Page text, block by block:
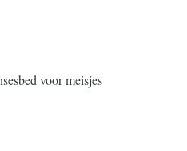
voor meisjes